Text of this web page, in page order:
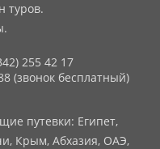
туров.
255 42 17
(звонок бесплатный)
путевки: Египет,
Крым, Абхазия, ОАЭ,